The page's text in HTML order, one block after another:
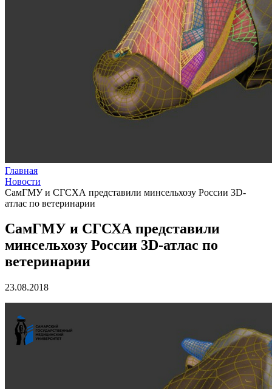
Главная
Новости
СамГМУ и СГСХА представили минсельхозу России 3D-
атлас по ветеринарии
СамГМУ и СГСХА представили
минсельхозу России 3D-атлас по
ветеринарии
23.08.2018